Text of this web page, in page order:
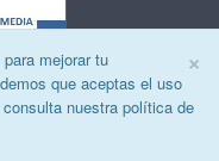
×
mejorar tu
que aceptas el uso
nuestra política de